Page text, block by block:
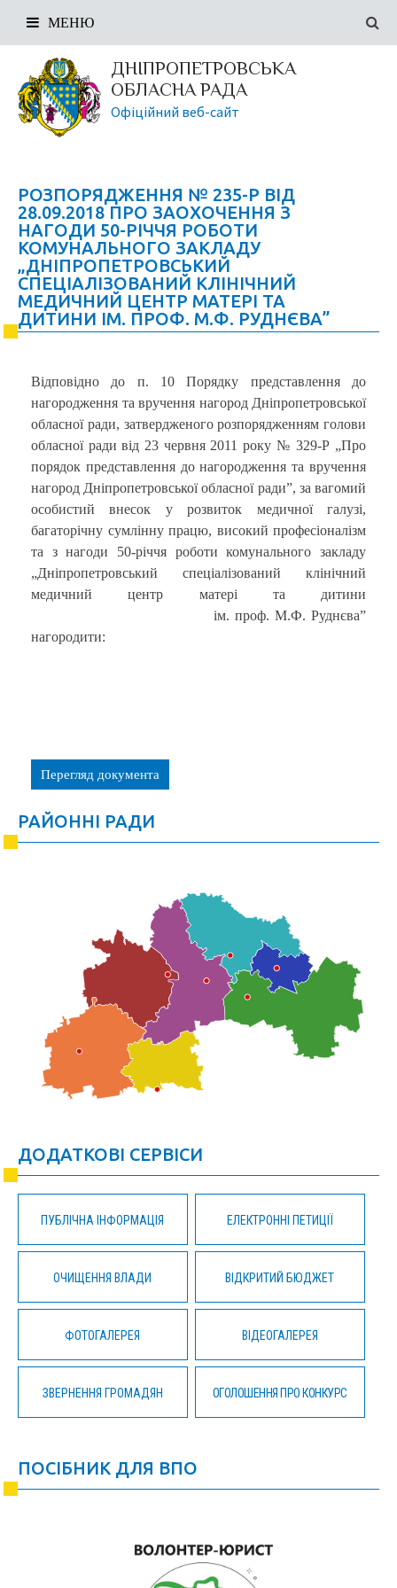
ДНІПРОПЕТРОВСЬКА
ОБЛАСНА РАДА
Офіційний веб-сайт
МЕНЮ
РОЗПОРЯДЖЕННЯ № 235-Р ВІД
28.09.2018 ПРО ЗАОХОЧЕННЯ З
НАГОДИ 50-РІЧЧЯ РОБОТИ
КОМУНАЛЬНОГО ЗАКЛАДУ
„ДНІПРОПЕТРОВСЬКИЙ
СПЕЦІАЛІЗОВАНИЙ КЛІНІЧНИЙ
МЕДИЧНИЙ ЦЕНТР МАТЕРІ ТА
ДИТИНИ ІМ. ПРОФ. М.Ф. РУДНЄВА”
Відповідно до п. 10 Порядку представлення до
нагородження та вручення нагород Дніпропетровської
обласної ради, затвердженого розпорядженням голови
обласної ради від 23 червня 2011 року № 329-Р „Про
порядок представлення до нагородження та вручення
нагород Дніпропетровської обласної ради”, за вагомий
особистий внесок у розвиток медичної галузі,
багаторічну сумлінну працю, високий професіоналізм
та з нагоди 50-річчя роботи комунального закладу
„Дніпропетровський спеціалізований клінічний
медичний центр матері та дитини
ім. проф. М.Ф. Руднєва”
нагородити:
Перегляд документа
РАЙОННІ РАДИ
ДОДАТКОВІ СЕРВІСИ
ПУБЛІЧНА ІНФОРМАЦІЯ ЕЛЕКТРОННІ ПЕТИЦІЇ
ОЧИЩЕННЯ ВЛАДИ ВІДКРИТИЙ БЮДЖЕТ
ФОТОГАЛЕРЕЯ ВІДЕОГАЛЕРЕЯ
ЗВЕРНЕННЯ ГРОМАДЯН ОГОЛОШЕННЯ ПРО КОНКУРС
ПОСІБНИК ДЛЯ ВПО